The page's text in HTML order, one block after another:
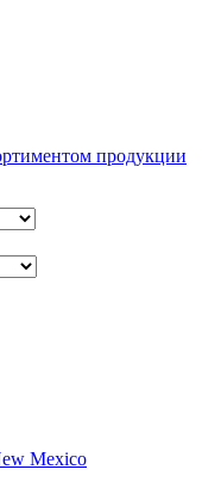
продукции
Mexico